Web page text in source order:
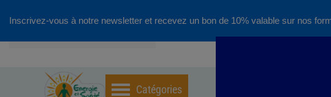
Inscrivez-vous à notre newsletter et recevez un bon de 10% valable sur nos